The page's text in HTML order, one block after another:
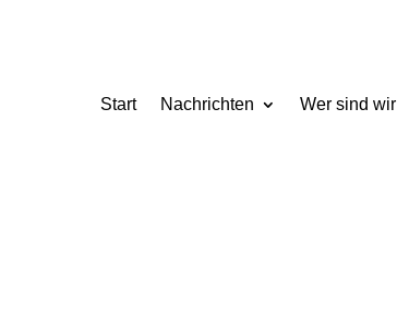
Start Nachrichten Wer sind wir